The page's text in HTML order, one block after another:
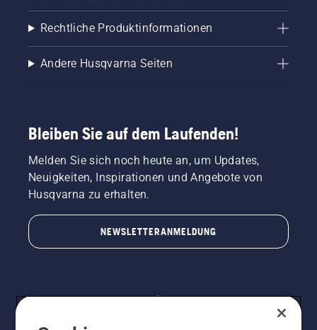
Rechtliche Produktinformationen
Andere Husqvarna Seiten
Bleiben Sie auf dem Laufenden!
Melden Sie sich noch heute an, um Updates,
Neuigkeiten, Inspirationen und Angebote von
Husqvarna zu erhalten.
NEWSLETTERANMELDUNG